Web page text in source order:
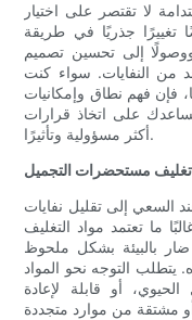
لا تقتصر على اختيار
جذريًا في طريقة
ووصولًا إلى تحسين تصميم
من النفايات. سواء كنت
فإن فهم نطاق وإمكانيات
على اتخاذ قرارات
أكثر مسؤولية وتأثيرًا.
تغليف مستحضرات التجميل
عند السعي إلى تقليل نفايات
ما تعتمد مواد التغليف
ضار بالبيئة بشكل ملحوظ
يتطلب التوجه نحو المواد
أو قابلة لإعادة